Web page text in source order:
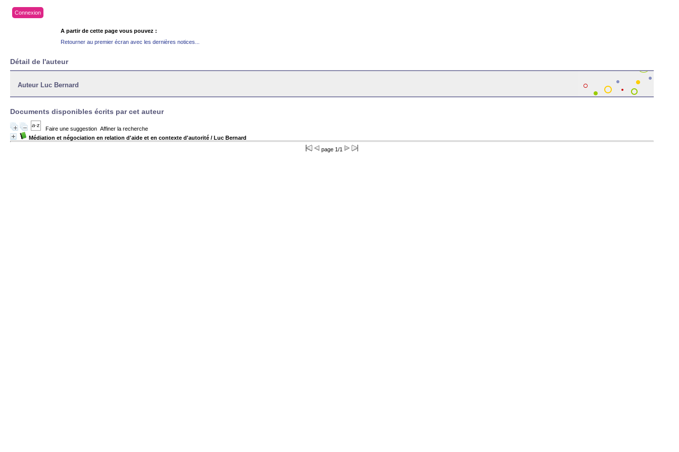
Connexion
A partir de cette page vous pouvez :
Retourner au premier écran avec les dernières notices...
Détail de l'auteur
Auteur Luc Bernard
Documents disponibles écrits par cet auteur
Faire une suggestion Affiner la recherche
Médiation et négociation en relation d'aide et en contexte d'autorité / Luc Bernard
page 1/1